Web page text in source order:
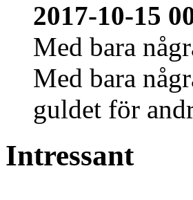
2017-10-15
Med bara
Med bara
guldet för
Intressant